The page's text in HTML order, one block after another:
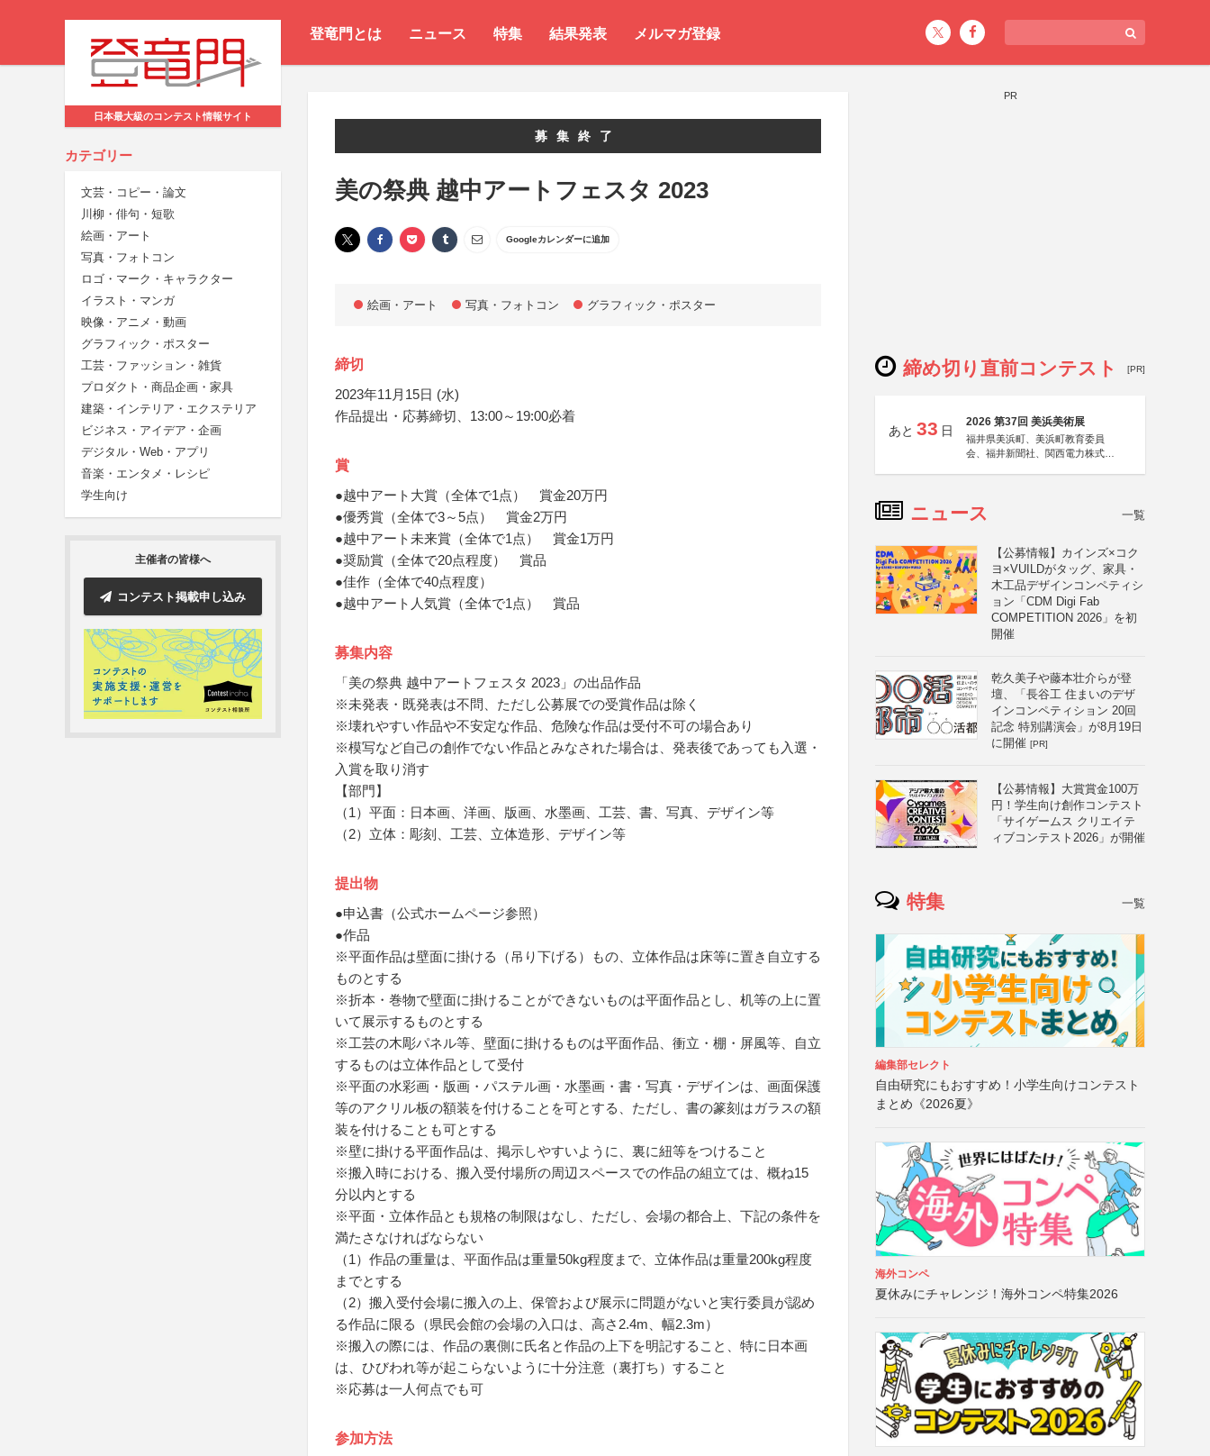
登竜門とは ニュース 特集 結果発表 メルマガ登録
日本最大級のコンテスト情報サイト
カテゴリー
文芸・コピー・論文
川柳・俳句・短歌
絵画・アート
写真・フォトコン
ロゴ・マーク・キャラクター
イラスト・マンガ
映像・アニメ・動画
グラフィック・ポスター
工芸・ファッション・雑貨
プロダクト・商品企画・家具
建築・インテリア・エクステリア
ビジネス・アイデア・企画
デジタル・Web・アプリ
音楽・エンタメ・レシピ
学生向け
主催者の皆様へ
コンテスト掲載申し込み
募集終了
美の祭典 越中アートフェスタ 2023
Googleカレンダーに追加
絵画・アート 写真・フォトコン グラフィック・ポスター
締切
2023年11月15日 (水)
作品提出・応募締切、13:00～19:00必着
賞
●越中アート大賞（全体で1点） 賞金20万円
●優秀賞（全体で3～5点） 賞金2万円
●越中アート未来賞（全体で1点） 賞金1万円
●奨励賞（全体で20点程度） 賞品
●佳作（全体で40点程度）
●越中アート人気賞（全体で1点） 賞品
募集内容
「美の祭典 越中アートフェスタ 2023」の出品作品
※未発表・既発表は不問、ただし公募展での受賞作品は除く
※壊れやすい作品や不安定な作品、危険な作品は受付不可の場合あり
※模写など自己の創作でない作品とみなされた場合は、発表後であっても入選・
入賞を取り消す
【部門】
（1）平面：日本画、洋画、版画、水墨画、工芸、書、写真、デザイン等
（2）立体：彫刻、工芸、立体造形、デザイン等
提出物
●申込書（公式ホームページ参照）
●作品
※平面作品は壁面に掛ける（吊り下げる）もの、立体作品は床等に置き自立する
ものとする
※折本・巻物で壁面に掛けることができないものは平面作品とし、机等の上に置
いて展示するものとする
※工芸の木彫パネル等、壁面に掛けるものは平面作品、衝立・棚・屏風等、自立
するものは立体作品として受付
※平面の水彩画・版画・パステル画・水墨画・書・写真・デザインは、画面保護
等のアクリル板の額装を付けることを可とする、ただし、書の篆刻はガラスの額
装を付けることも可とする
※壁に掛ける平面作品は、掲示しやすいように、裏に紐等をつけること
※搬入時における、搬入受付場所の周辺スペースでの作品の組立ては、概ね15
分以内とする
※平面・立体作品とも規格の制限はなし、ただし、会場の都合上、下記の条件を
満たさなければならない
（1）作品の重量は、平面作品は重量50kg程度まで、立体作品は重量200kg程度
までとする
（2）搬入受付会場に搬入の上、保管および展示に問題がないと実行委員が認め
る作品に限る（県民会館の会場の入口は、高さ2.4m、幅2.3m）
※搬入の際には、作品の裏側に氏名と作品の上下を明記すること、特に日本画
は、ひびわれ等が起こらないように十分注意（裏打ち）すること
※応募は一人何点でも可
参加方法
PR
締め切り直前コンテスト [PR]
あと 33 日
2026 第37回 美浜美術展
福井県美浜町、美浜町教育委員
会、福井新聞社、関西電力株式会
ニュース 一覧
【公募情報】カインズ×コク
ヨ×VUILDがタッグ、家具・
木工品デザインコンペティシ
ョン「CDM Digi Fab
COMPETITION 2026」を初
開催
乾久美子や藤本壮介らが登
壇、「長谷工 住まいのデザ
インコンペティション 20回
記念 特別講演会」が8月19日
に開催 [PR]
【公募情報】大賞賞金100万
円！学生向け創作コンテスト
「サイゲームス クリエイテ
ィブコンテスト2026」が開催
特集 一覧
編集部セレクト
自由研究にもおすすめ！小学生向けコンテスト
まとめ《2026夏》
海外コンペ
夏休みにチャレンジ！海外コンペ特集2026